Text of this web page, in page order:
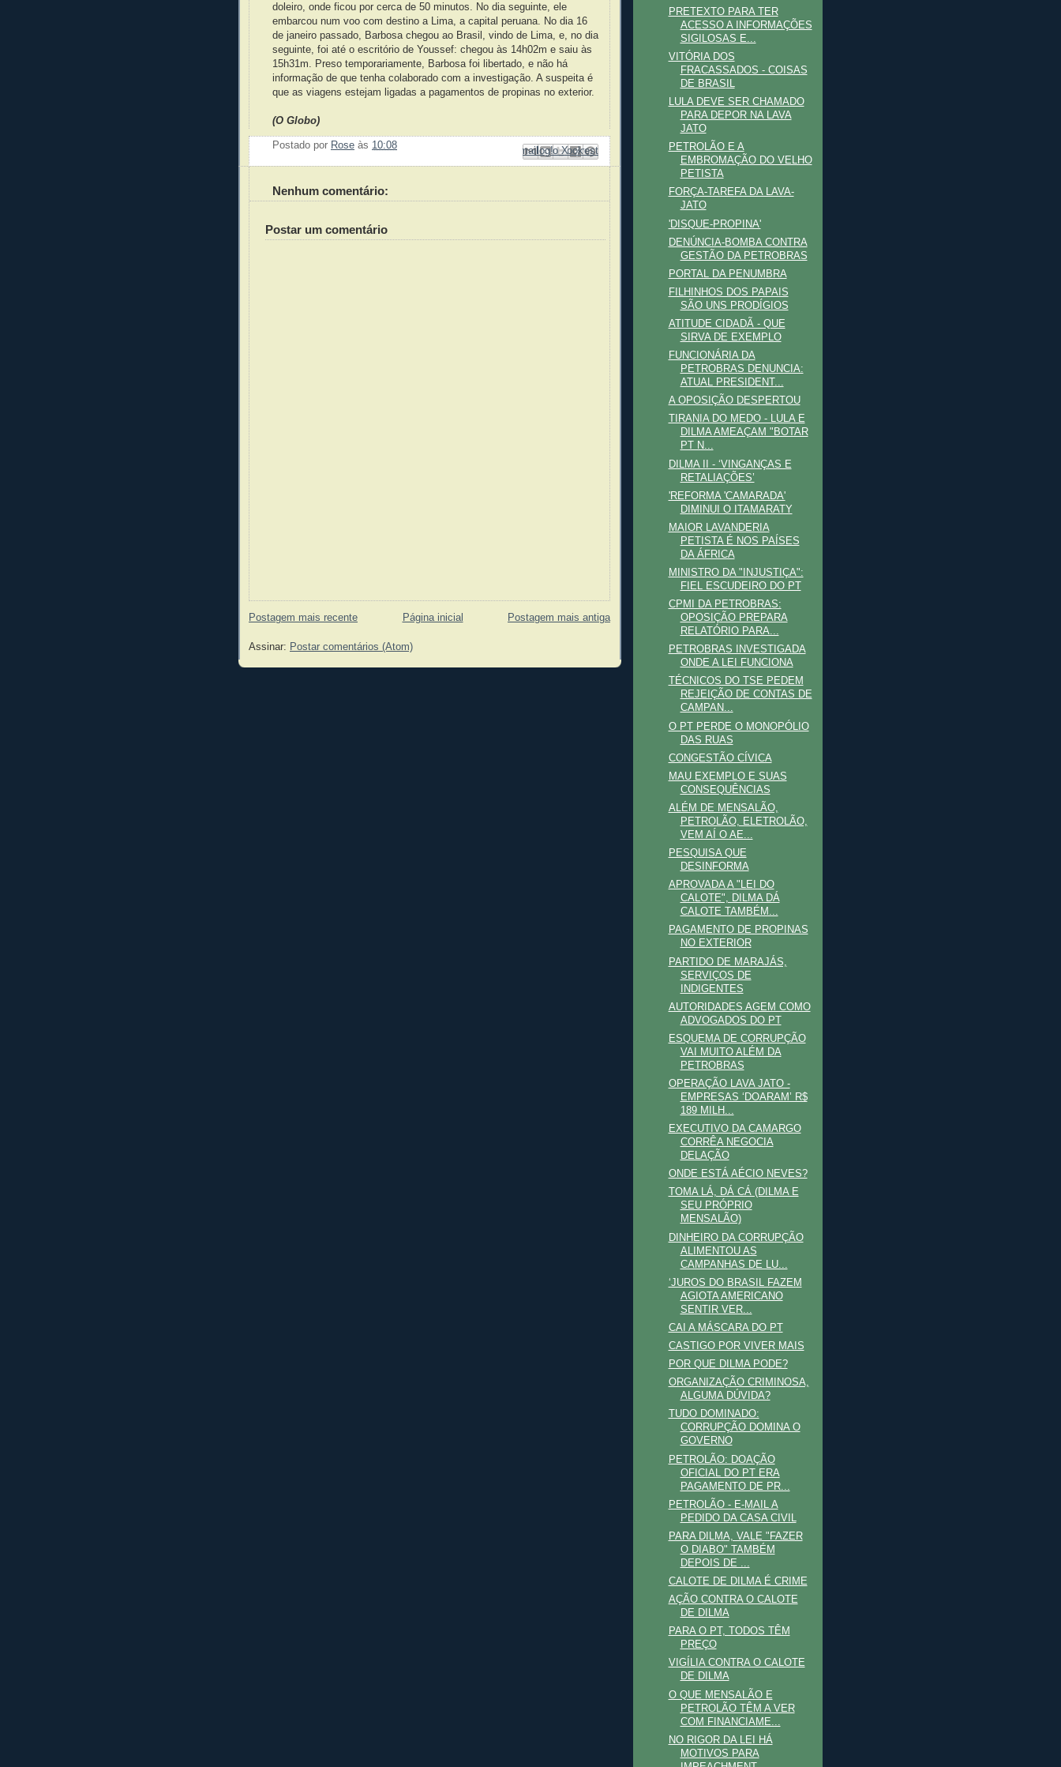
doleiro, onde ficou por cerca de 50 minutos. No dia seguinte, ele
embarcou num voo com destino a Lima, a capital peruana. No dia 16
de janeiro passado, Barbosa chegou ao Brasil, vindo de Lima, e, no dia
seguinte, foi até o escritório de Youssef: chegou às 14h02m e saiu às
15h31m. Preso temporariamente, Barbosa foi libertado, e não há
informação de que tenha colaborado com a investigação. A suspeita é
que as viagens estejam ligadas a pagamentos de propinas no exterior.
(O Globo)
Postado por Rose às 10:08 Enviar por e-mail
Postar no blog!
Compartilhar no X
Compartilhar no Facebook
Compartilhar com o Pinterest
Nenhum comentário:
Postar um comentário
Postagem mais recente Postagem mais antiga
Página inicial
Assinar: Postar comentários (Atom)
PRETEXTO PARA TER
ACESSO A INFORMAÇÕES
SIGILOSAS E...
VITÓRIA DOS
FRACASSADOS - COISAS
DE BRASIL
LULA DEVE SER CHAMADO
PARA DEPOR NA LAVA
JATO
PETROLÃO E A
EMBROMAÇÃO DO VELHO
PETISTA
FORÇA-TAREFA DA LAVA-
JATO
'DISQUE-PROPINA'
DENÚNCIA-BOMBA CONTRA
GESTÃO DA PETROBRAS
PORTAL DA PENUMBRA
FILHINHOS DOS PAPAIS
SÃO UNS PRODÍGIOS
ATITUDE CIDADÃ - QUE
SIRVA DE EXEMPLO
FUNCIONÁRIA DA
PETROBRAS DENUNCIA:
ATUAL PRESIDENT...
A OPOSIÇÃO DESPERTOU
TIRANIA DO MEDO - LULA E
DILMA AMEAÇAM "BOTAR
PT N...
DILMA II - ‘VINGANÇAS E
RETALIAÇÕES’
'REFORMA 'CAMARADA'
DIMINUI O ITAMARATY
MAIOR LAVANDERIA
PETISTA É NOS PAÍSES
DA ÁFRICA
MINISTRO DA "INJUSTIÇA":
FIEL ESCUDEIRO DO PT
CPMI DA PETROBRAS:
OPOSIÇÃO PREPARA
RELATÓRIO PARA...
PETROBRAS INVESTIGADA
ONDE A LEI FUNCIONA
TÉCNICOS DO TSE PEDEM
REJEIÇÃO DE CONTAS DE
CAMPAN...
O PT PERDE O MONOPÓLIO
DAS RUAS
CONGESTÃO CÍVICA
MAU EXEMPLO E SUAS
CONSEQUÊNCIAS
ALÉM DE MENSALÃO,
PETROLÃO, ELETROLÃO,
VEM AÍ O AE...
PESQUISA QUE
DESINFORMA
APROVADA A "LEI DO
CALOTE", DILMA DÁ
CALOTE TAMBÉM...
PAGAMENTO DE PROPINAS
NO EXTERIOR
PARTIDO DE MARAJÁS,
SERVIÇOS DE
INDIGENTES
AUTORIDADES AGEM COMO
ADVOGADOS DO PT
ESQUEMA DE CORRUPÇÃO
VAI MUITO ALÉM DA
PETROBRAS
OPERAÇÃO LAVA JATO -
EMPRESAS ‘DOARAM’ R$
189 MILH...
EXECUTIVO DA CAMARGO
CORRÊA NEGOCIA
DELAÇÃO
ONDE ESTÁ AÉCIO NEVES?
TOMA LÁ, DÁ CÁ (DILMA E
SEU PRÓPRIO
MENSALÃO)
DINHEIRO DA CORRUPÇÃO
ALIMENTOU AS
CAMPANHAS DE LU...
‘JUROS DO BRASIL FAZEM
AGIOTA AMERICANO
SENTIR VER...
CAI A MÁSCARA DO PT
CASTIGO POR VIVER MAIS
POR QUE DILMA PODE?
ORGANIZAÇÃO CRIMINOSA,
ALGUMA DÚVIDA?
TUDO DOMINADO:
CORRUPÇÃO DOMINA O
GOVERNO
PETROLÃO: DOAÇÃO
OFICIAL DO PT ERA
PAGAMENTO DE PR...
PETROLÃO - E-MAIL A
PEDIDO DA CASA CIVIL
PARA DILMA, VALE "FAZER
O DIABO" TAMBÉM
DEPOIS DE ...
CALOTE DE DILMA É CRIME
AÇÃO CONTRA O CALOTE
DE DILMA
PARA O PT, TODOS TÊM
PREÇO
VIGÍLIA CONTRA O CALOTE
DE DILMA
O QUE MENSALÃO E
PETROLÃO TÊM A VER
COM FINANCIAME...
NO RIGOR DA LEI HÁ
MOTIVOS PARA